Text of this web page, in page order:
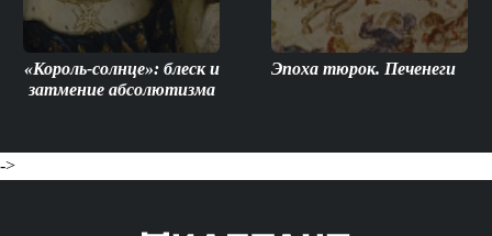
«Король-солнце»: блеск и
затмение абсолютизма
Эпоха тюрок. Печенеги
->